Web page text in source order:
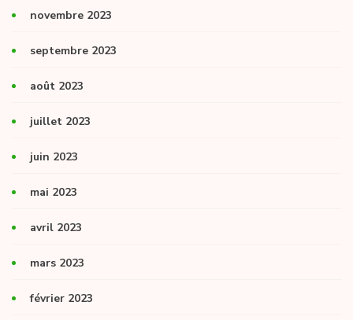
novembre 2023
septembre 2023
août 2023
juillet 2023
juin 2023
mai 2023
avril 2023
mars 2023
février 2023